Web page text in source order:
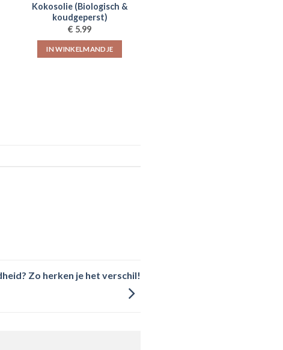
Kokosolie (Biologisch &
koudgeperst)
€ 5.99
IN WINKELMANDJE
Zo herken je het verschil!